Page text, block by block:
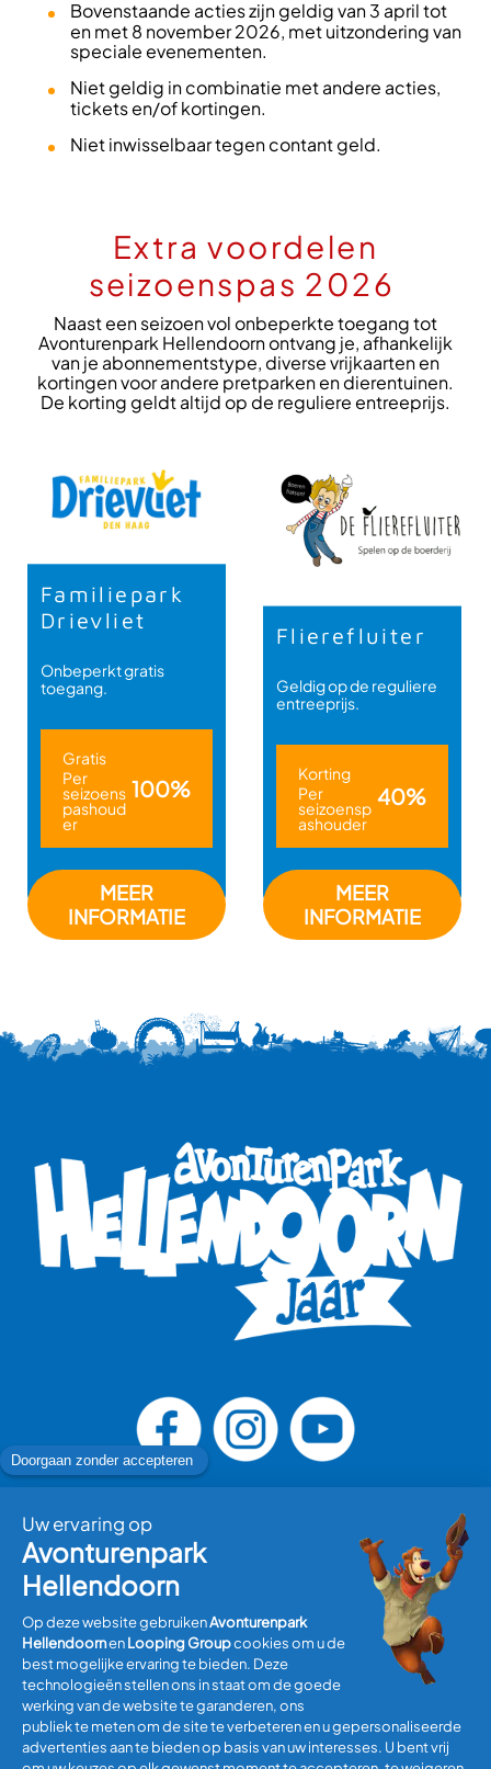
Bovenstaande acties zijn geldig van 3 april tot
en met 8 november 2026, met uitzondering van
speciale evenementen.
Niet geldig in combinatie met andere acties,
tickets en/of kortingen.
Niet inwisselbaar tegen contant geld.
Extra voordelen
seizoenspas 2026
Naast een seizoen vol onbeperkte toegang tot
Avonturenpark Hellendoorn ontvang je, afhankelijk
van je abonnementstype, diverse vrijkaarten en
kortingen voor andere pretparken en dierentuinen.
De korting geldt altijd op de reguliere entreeprijs.
Familiepark
Drievliet
Onbeperkt gratis
toegang.
Gratis
Per
seizoens
pashoud
er
100%
MEER
INFORMATIE
Flierefluiter
Geldig op de reguliere
entreeprijs.
Korting
Per
seizoensp
ashouder
40%
MEER
INFORMATIE
Bezoek plannen
Informatie